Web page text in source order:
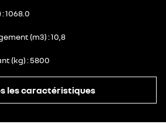
1068.0
(m3) 10,8
(kg) 5800
les caractéristiques